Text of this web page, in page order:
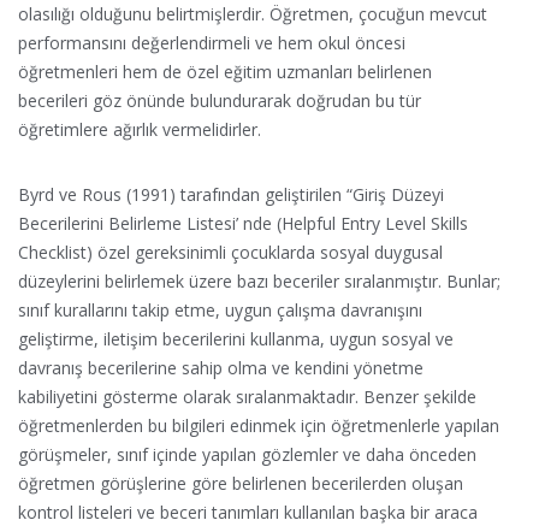
olasılığı olduğunu belirtmişlerdir. Öğretmen, çocuğun mevcut
performansını değerlendirmeli ve hem okul öncesi
öğretmenleri hem de özel eğitim uzmanları belirlenen
becerileri göz önünde bulundurarak doğrudan bu tür
öğretimlere ağırlık vermelidirler.
Byrd ve Rous (1991) tarafından geliştirilen “Giriş Düzeyi
Becerilerini Belirleme Listesi’ nde (Helpful Entry Level Skills
Checklist) özel gereksinimli çocuklarda sosyal duygusal
düzeylerini belirlemek üzere bazı beceriler sıralanmıştır. Bunlar;
sınıf kurallarını takip etme, uygun çalışma davranışını
geliştirme, iletişim becerilerini kullanma, uygun sosyal ve
davranış becerilerine sahip olma ve kendini yönetme
kabiliyetini gösterme olarak sıralanmaktadır. Benzer şekilde
öğretmenlerden bu bilgileri edinmek için öğretmenlerle yapılan
görüşmeler, sınıf içinde yapılan gözlemler ve daha önceden
öğretmen görüşlerine göre belirlenen becerilerden oluşan
kontrol listeleri ve beceri tanımları kullanılan başka bir araca